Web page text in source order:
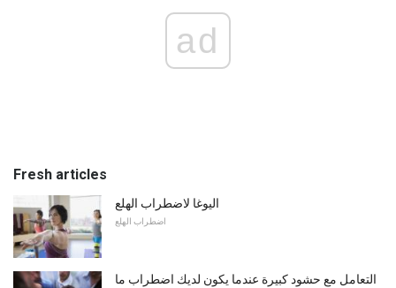
ad
Fresh articles
اليوغا لاضطراب الهلع
اضطراب الهلع
التعامل مع حشود كبيرة عندما يكون لديك اضطراب ما